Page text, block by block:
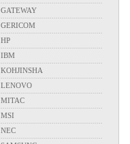
GATEWAY
GERICOM
HP
IBM
KOHJINSHA
LENOVO
MITAC
MSI
NEC
ACER
APPLE
ASUS
DELL
FUJITSU
GATEWAY
HP